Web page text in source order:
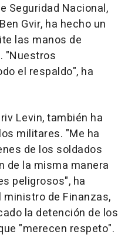
Seguridad Nacional,
Gvir, ha hecho un
las manos de
"Nuestros
el respaldo", ha
Levin, también ha
militares. "Me ha
de los soldados
de la misma manera
peligrosos", ha
de Finanzas,
la detención de los
"merecen respeto".